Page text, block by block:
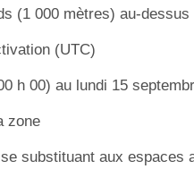
(1 000 mètres) au-
(UTC)
h 00) au lundi 15
zone
substituant aux espaces